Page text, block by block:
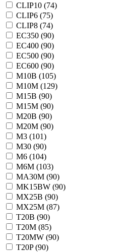
CLIP10 (74)
CLIP6 (75)
CLIP8 (74)
EC350 (90)
EC400 (90)
EC500 (90)
EC600 (90)
M10B (105)
M10M (129)
M15B (90)
M15M (90)
M20B (90)
M20M (90)
M3 (101)
M30 (90)
M6 (104)
M6M (103)
MA30M (90)
MK15BW (90)
MX25B (90)
MX25M (87)
T20B (90)
T20M (85)
T20MW (90)
T20P (90)